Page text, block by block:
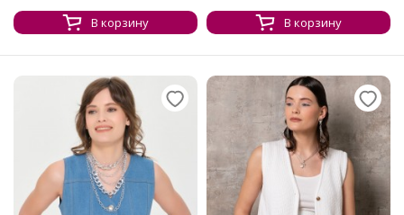
В корзину
В корзину